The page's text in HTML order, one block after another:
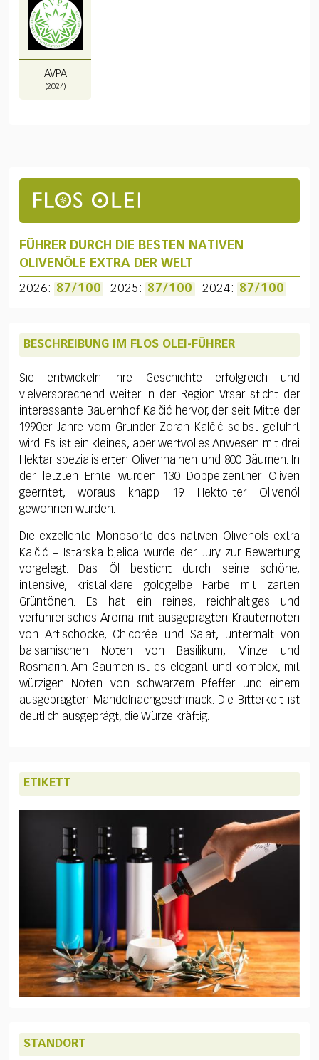
AVPA
(2024)
FÜHRER DURCH DIE BESTEN NATIVEN
OLIVENÖLE EXTRA DER WELT
2026: 87/100 2025: 87/100 2024: 87/100
BESCHREIBUNG IM FLOS OLEI-FÜHRER
Sie entwickeln ihre Geschichte erfolgreich und
vielversprechend weiter. In der Region Vrsar sticht der
interessante Bauernhof Kalčić hervor, der seit Mitte der
1990er Jahre vom Gründer Zoran Kalčić selbst geführt
wird. Es ist ein kleines, aber wertvolles Anwesen mit drei
Hektar spezialisierten Olivenhainen und 800 Bäumen. In
der letzten Ernte wurden 130 Doppelzentner Oliven
geerntet, woraus knapp 19 Hektoliter Olivenöl
gewonnen wurden.
Die exzellente Monosorte des nativen Olivenöls extra
Kalčić – Istarska bjelica wurde der Jury zur Bewertung
vorgelegt. Das Öl besticht durch seine schöne,
intensive, kristallklare goldgelbe Farbe mit zarten
Grüntönen. Es hat ein reines, reichhaltiges und
verführerisches Aroma mit ausgeprägten Kräuternoten
von Artischocke, Chicorée und Salat, untermalt von
balsamischen Noten von Basilikum, Minze und
Rosmarin. Am Gaumen ist es elegant und komplex, mit
würzigen Noten von schwarzem Pfeffer und einem
ausgeprägten Mandelnachgeschmack. Die Bitterkeit ist
deutlich ausgeprägt, die Würze kräftig.
ETIKETT
STANDORT